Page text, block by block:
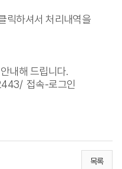
릭하셔서 처리내역을
내해 드립니다.
접속-로그인
목록